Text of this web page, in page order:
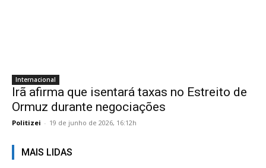
Internacional
Irã afirma que isentará taxas no Estreito de
Ormuz durante negociações
Politizei - 19 de junho de 2026, 16:12h
MAIS LIDAS